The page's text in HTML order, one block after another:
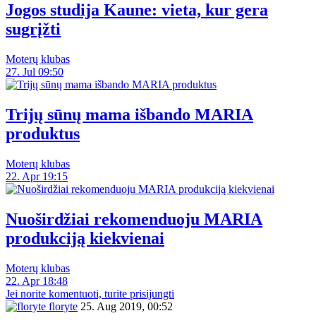
Jogos studija Kaune: vieta, kur gera
sugrįžti
Moterų klubas
27. Jul 09:50
Trijų sūnų mama išbando MARIA
produktus
Moterų klubas
22. Apr 19:15
Nuoširdžiai rekomenduoju MARIA
produkciją kiekvienai
Moterų klubas
22. Apr 18:48
Jei norite komentuoti, turite prisijungti
floryte 25. Aug 2019, 00:52